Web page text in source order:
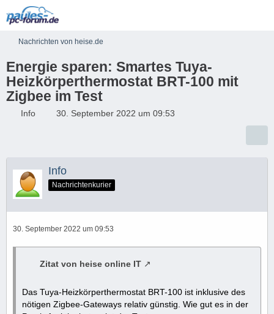
Nachrichten von heise.de
Energie sparen: Smartes Tuya-
Heizkörperthermostat BRT-100 mit
Zigbee im Test
Info 30. September 2022 um 09:53
Info
Nachrichtenkurier
30. September 2022 um 09:53
Zitat von heise online IT
Das Tuya-Heizkörperthermostat BRT-100 ist inklusive des
nötigen Zigbee-Gateways relativ günstig. Wie gut es in der